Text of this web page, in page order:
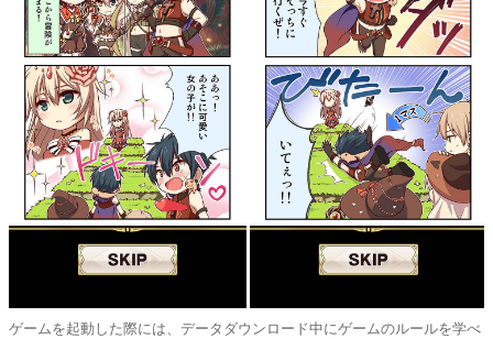
ゲームを起動した際には、データダウンロード中にゲームのルールを学べ